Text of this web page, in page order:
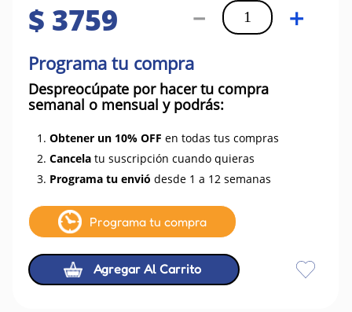
$ 3759 ＋
－
Programa tu compra
Despreocúpate por hacer tu compra
semanal o mensual y podrás:
1. Obtener un 10% OFF en todas tus compras
2. Cancela tu suscripción cuando quieras
3. Programa tu envió desde 1 a 12 semanas
Programa tu compra
Agregar Al Carrito